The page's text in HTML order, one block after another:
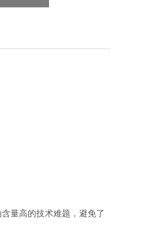
量高的技术难题，避免了